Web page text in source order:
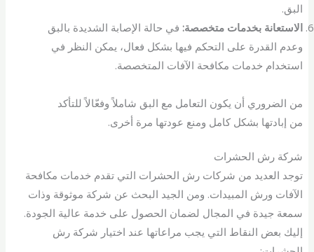
البق.
الاستعانة بخدمات متخصصة: في حالة الإصابة الشديدة بالبق
وعدم القدرة على التحكم فيها بشكل فعال، يمكن النظر في
استخدام خدمات مكافحة الآفات المتخصصة.
من الضروري أن يكون التعامل مع البق شاملاً وفعّالاً للتأكد
من إبادتها بشكل كامل ومنع عودتها مرة أخرى.
شركة رش الحشرات
توجد العديد من شركات رش الحشرات التي تقدم خدمات مكافحة
الآفات ورش المبيدات. ومن الجيد البحث عن شركة موثوقة وذات
سمعة جيدة في المجال لضمان الحصول على خدمة عالية الجودة.
إليك بعض النقاط التي يجب مراعاتها عند اختيار شركة رش